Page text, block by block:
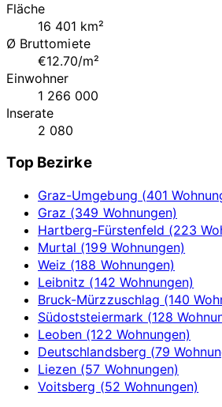
Fläche
16 401 km²
Ø Bruttomiete
€12.70/m²
Einwohner
1 266 000
Inserate
2 080
Top Bezirke
Graz-Umgebung (401
Graz (349 Wohnungen)
Hartberg-Fürstenfeld (223
Murtal (199 Wohnungen)
Weiz (188 Wohnungen)
Leibnitz (142 Wohnungen)
Bruck-Mürzzuschlag (140
Südoststeiermark (128
Leoben (122 Wohnungen)
Deutschlandsberg (79
Liezen (57 Wohnungen)
Voitsberg (52 Wohnungen)